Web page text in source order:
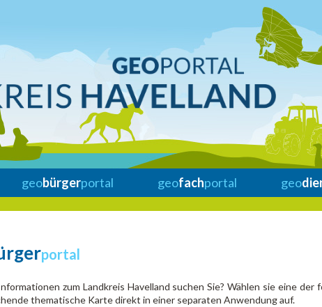
geobürgerportal geofachportal geo
portal
zum Landkreis Havelland suchen Sie? Wählen sie eine
thematische Karte direkt in einer separaten Anwendung auf.